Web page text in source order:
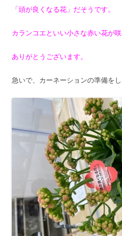
「頭が良くなる花」だそうです。
カランコエといい小さな赤い花が咲
ありがとうございます。
急いで、カーネーションの準備を